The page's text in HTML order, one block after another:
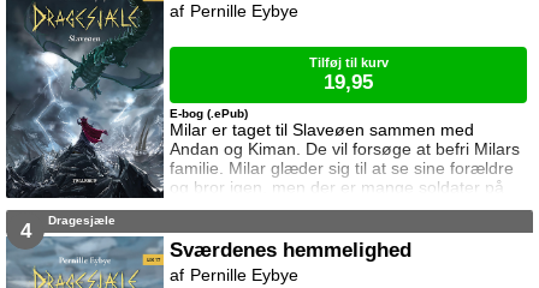
Milar er taget til Slaveøen sammen med
Andan og Kiman. De vil forsøge at befri Milars
familie. Milar glæder sig til at se sine forældre
og bror igen, men der er mange soldater på
Slaveøen. De må være forsigtige hvis det skal
E-bog (.ePub)
Pernille Eybye
Tilføj til kurv
19,95
4 Dragesjæle
Sværdenes hemmelighed
Pernille Eybye